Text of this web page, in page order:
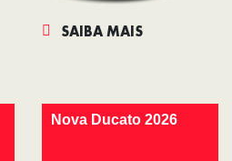
SAIBA MAIS
Nova Ducato 2026